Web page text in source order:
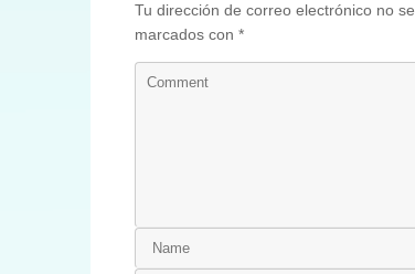
Tu dirección de correo electrónico no
marcados con *